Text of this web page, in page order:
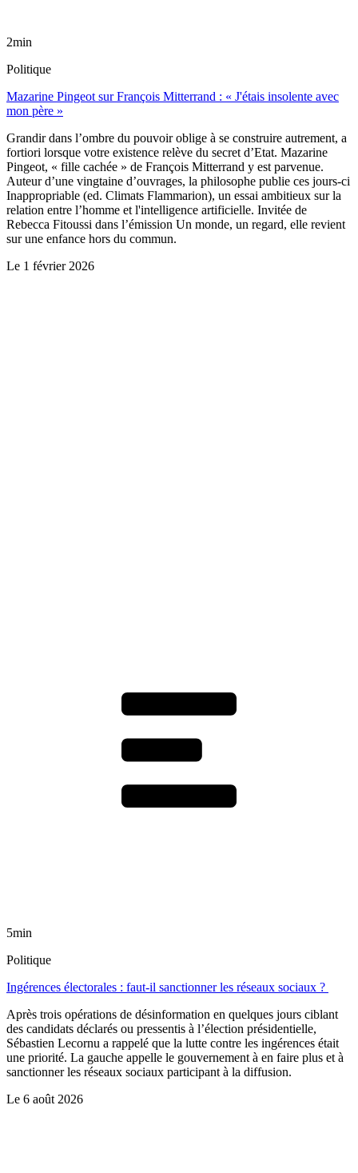
2min
Politique
Mazarine Pingeot sur François Mitterrand : « J'étais insolente avec
mon père »
Grandir dans l’ombre du pouvoir oblige à se construire autrement, a
fortiori lorsque votre existence relève du secret d’Etat. Mazarine
Pingeot, « fille cachée » de François Mitterrand y est parvenue.
Auteur d’une vingtaine d’ouvrages, la philosophe publie ces jours-ci
Inappropriable (ed. Climats Flammarion), un essai ambitieux sur la
relation entre l’homme et l'intelligence artificielle. Invitée de
Rebecca Fitoussi dans l’émission Un monde, un regard, elle revient
sur une enfance hors du commun.
Le 1 février 2026
5min
Politique
Ingérences électorales : faut-il sanctionner les réseaux sociaux ?
Après trois opérations de désinformation en quelques jours ciblant
des candidats déclarés ou pressentis à l’élection présidentielle,
Sébastien Lecornu a rappelé que la lutte contre les ingérences était
une priorité. La gauche appelle le gouvernement à en faire plus et à
sanctionner les réseaux sociaux participant à la diffusion.
Le 6 août 2026